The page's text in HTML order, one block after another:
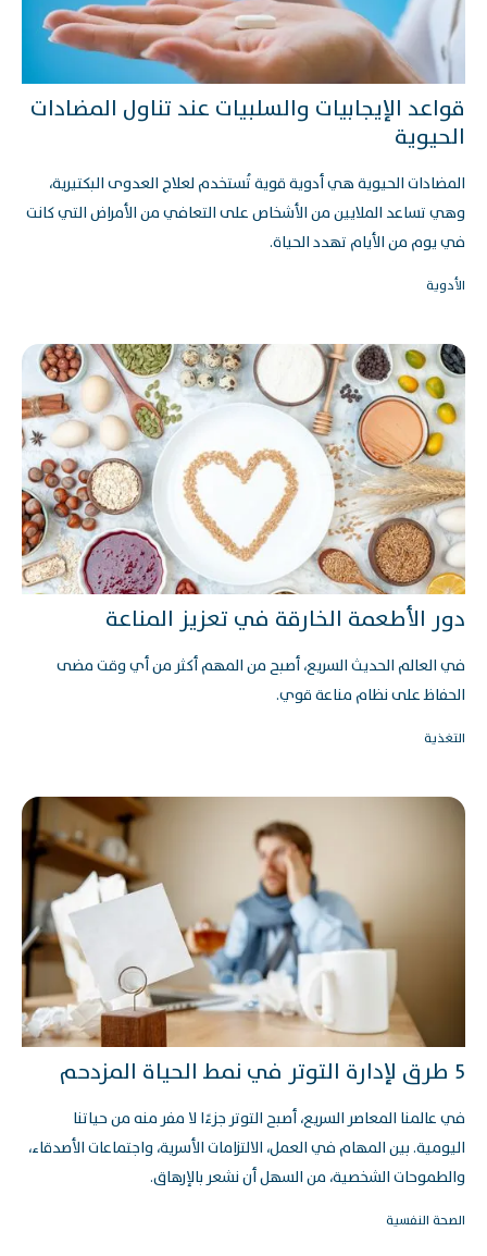
قواعد الإيجابيات والسلبيات عند تناول المضادات
الحيوية
المضادات الحيوية هي أدوية قوية تُستخدم لعلاج العدوى البكتيرية،
وهي تساعد الملايين من الأشخاص على التعافي من الأمراض التي كانت
في يوم من الأيام تهدد الحياة.
الأدوية
دور الأطعمة الخارقة في تعزيز المناعة
في العالم الحديث السريع، أصبح من المهم أكثر من أي وقت مضى
الحفاظ على نظام مناعة قوي.
التغذية
5 طرق لإدارة التوتر في نمط الحياة المزدحم
في عالمنا المعاصر السريع، أصبح التوتر جزءًا لا مفر منه من حياتنا
اليومية. بين المهام في العمل، الالتزامات الأسرية، واجتماعات الأصدقاء،
والطموحات الشخصية، من السهل أن نشعر بالإرهاق.
الصحة النفسية